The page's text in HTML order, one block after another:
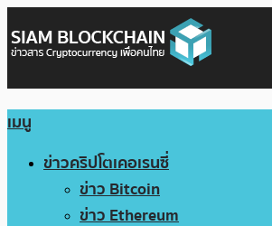
เมนู
ข่าวคริปโตเคอเรนซี่
ข่าว Bitcoin
ข่าว Ethereum